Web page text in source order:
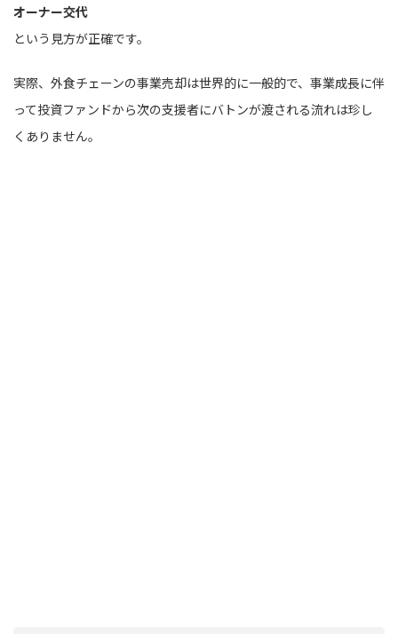
オーナー交代
という見方が正確です。
実際、外食チェーンの事業売却は世界的に一般的で、事業成長に伴
って投資ファンドから次の支援者にバトンが渡される流れは珍し
くありません。